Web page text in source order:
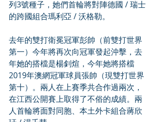
列3號種子，她們首輪將對陣德國 / 瑞士
的跨國組合瑪利亞 / 沃格勒。
去年的雙打衛冕冠軍彭帥（前雙打世界
第一）今年將再次向冠軍發起沖擊，去
年她的搭檔是楊釗煊，今年她將搭檔
2019年澳網冠軍球員張帥（現雙打世界
第十）。兩人在上賽季共合作過兩次，
在江西公開賽上取得了不俗的成績。兩
人首輪將面對同胞、本土外卡組合蔣欣